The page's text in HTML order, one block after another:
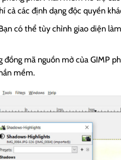
cả các định dạng độc quyền
có thể tùy chỉnh giao diện
đồng mã nguồn mở của GIMP
mềm.